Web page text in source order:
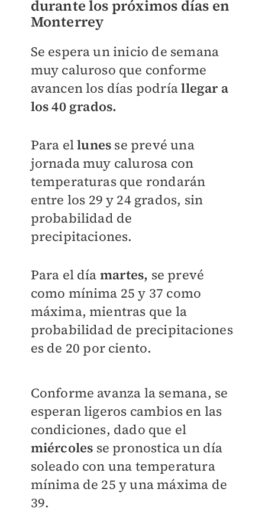
durante los próximos días en
Monterrey
Se espera un inicio de semana
muy caluroso que conforme
avancen los días podríallegar a
los 40 grados.
Para ellunes se prevé una
jornada muy calurosa con
temperaturas que rondarán
entre los 29 y 24 grados, sin
probabilidad de
precipitaciones.
Para el día martes, se prevé
como mínima 25 y 37 como
máxima, mientras que la
probabilidad de precipitaciones
es de 20 por ciento.
Conforme avanza la semana, se
esperan ligeros cambios en las
condiciones, dado que el
miércoles se pronostica un día
soleado con una temperatura
mínima de 25 y una máxima de
39.